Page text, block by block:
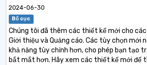
2024-06-30
Bố cục
Chúng tôi đã thêm các thiết kế mới cho
Giới thiệu và Quảng cáo. Các tùy chọn mới
khả năng tùy chỉnh hơn, cho phép bạn tạo
bắt mắt hơn. Hãy xem các thiết kế mới để